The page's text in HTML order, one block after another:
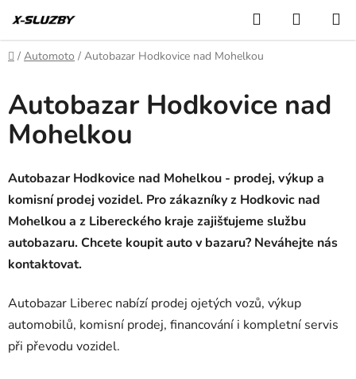
na
obsah
Hledat
KOŠÍK
Domů
/ Automoto / Autobazar Hodkovice nad Mohelkou
Autobazar Hodkovice nad
Mohelkou
Autobazar Hodkovice nad Mohelkou - prodej, výkup a
komisní prodej vozidel. Pro zákazníky z Hodkovic nad
Mohelkou a z Libereckého kraje zajišťujeme službu
autobazaru. Chcete koupit auto v bazaru? Neváhejte nás
kontaktovat.
Autobazar Liberec nabízí prodej ojetých vozů, výkup
automobilů, komisní prodej, financování i kompletní servis
při převodu vozidel.